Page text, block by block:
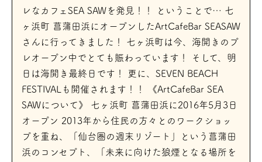
レなカフェSEA SAWを発見！！ ということで… 七
ヶ浜町 菖蒲田浜にオープンしたArtCafeBar SEASAW
さんに行ってきました！ 七ヶ浜町は今、海開きのプ
レオープン中でとても賑わっています！ そして、明
日は海開き最終日です！ 更に、SEVEN BEACH
FESTIVALも開催されます！！ 《ArtCafeBar SEA
SAWについて》 七ヶ浜町 菖蒲田浜に2016年5月3日
オープン 2013年から住民の方々とのワークショッ
プを重ね、「仙台圏の週末リゾート」という菖蒲田
浜のコンセプト、「未来に向けた狼煙となる場所を